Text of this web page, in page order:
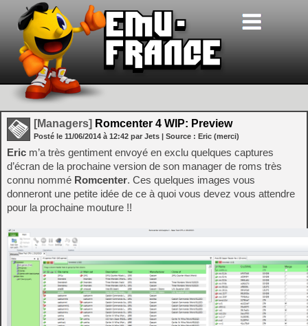
[Managers] Romcenter 4 WIP: Preview
Posté le 11/06/2014 à 12:42 par Jets | Source : Eric (merci)
Eric m’a très gentiment envoyé en exclu quelques captures
d’écran de la prochaine version de son manager de roms très
connu nommé Romcenter. Ces quelques images vous
donneront une petite idée de ce à quoi vous devez vous attendre
pour la prochaine mouture !!